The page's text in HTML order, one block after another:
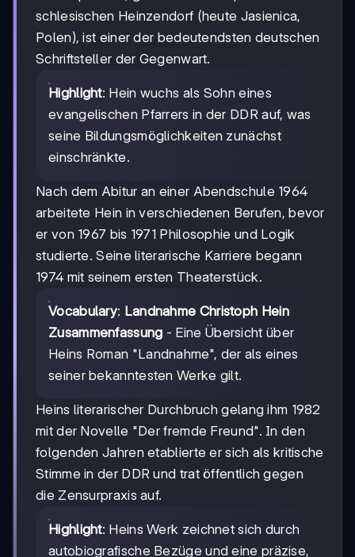
schlesischen Heinzendorf (heute Jasienica,
Polen), ist einer der bedeutendsten deutschen
Schriftsteller der Gegenwart.
Highlight: Hein wuchs als Sohn eines
evangelischen Pfarrers in der DDR auf, was
seine Bildungsmöglichkeiten zunächst
einschränkte.
Nach dem Abitur an einer Abendschule 1964
arbeitete Hein in verschiedenen Berufen, bevor
er von 1967 bis 1971 Philosophie und Logik
studierte. Seine literarische Karriere begann
1974 mit seinem ersten Theaterstück.
Vocabulary: Landnahme Christoph Hein
Zusammenfassung - Eine Übersicht über
Heins Roman "Landnahme", der als eines
seiner bekanntesten Werke gilt.
Heins literarischer Durchbruch gelang ihm 1982
mit der Novelle "Der fremde Freund". In den
folgenden Jahren etablierte er sich als kritische
Stimme in der DDR und trat öffentlich gegen
die Zensurpraxis auf.
Highlight: Heins Werk zeichnet sich durch
autobiografische Bezüge und eine präzise,